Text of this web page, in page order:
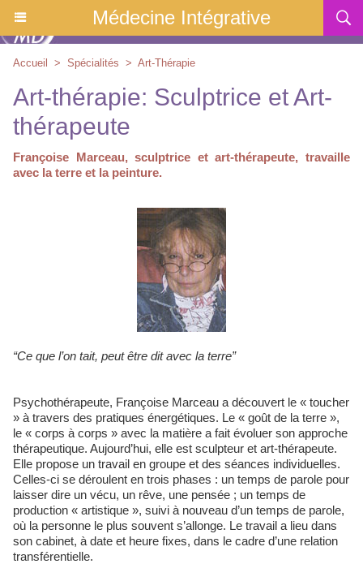
Médecine Intégrative
Accueil > Spécialités > Art-Thérapie
Art-thérapie: Sculptrice et Art-
thérapeute
Françoise Marceau, sculptrice et art-thérapeute, travaille
avec la terre et la peinture.
“Ce que l’on tait, peut être dit avec la terre”
Psychothérapeute, Françoise Marceau a découvert le « toucher
» à travers des pratiques énergétiques. Le « goût de la terre »,
le « corps à corps » avec la matière a fait évoluer son approche
thérapeutique. Aujourd’hui, elle est sculpteur et art-thérapeute.
Elle propose un travail en groupe et des séances individuelles.
Celles-ci se déroulent en trois phases : un temps de parole pour
laisser dire un vécu, un rêve, une pensée ; un temps de
production « artistique », suivi à nouveau d’un temps de parole,
où la personne le plus souvent s’allonge. Le travail a lieu dans
son cabinet, à date et heure fixes, dans le cadre d’une relation
transférentielle.